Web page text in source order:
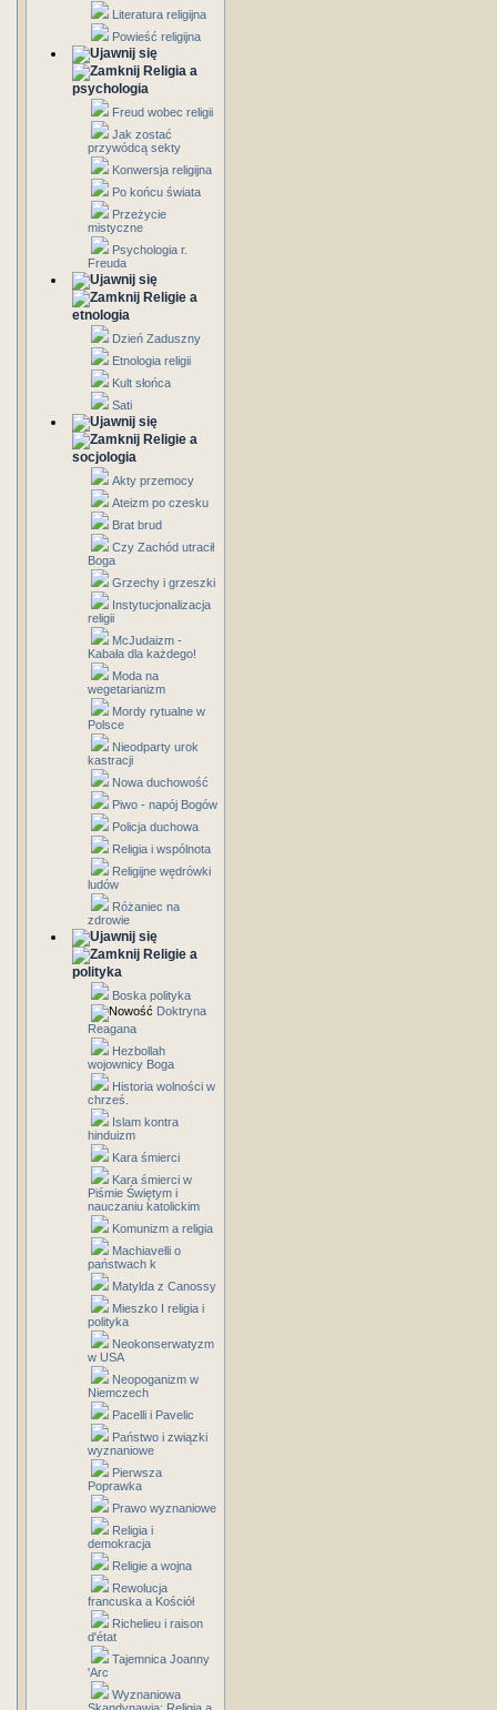
Literatura religijna
Powieść religijna
Religia a
psychologia
Freud wobec religii
Jak zostać
przywódcą sekty
Konwersja religijna
Po końcu świata
Przeżycie
mistyczne
Psychologia r.
Freuda
Religie a
etnologia
Dzień Zaduszny
Etnologia religii
Kult słońca
Sati
Religie a
socjologia
Akty przemocy
Ateizm po czesku
Brat brud
Czy Zachód utracił
Boga
Grzechy i grzeszki
Instytucjonalizacja
religii
McJudaizm -
Kabała dla każdego!
Moda na
wegetarianizm
Mordy rytualne w
Polsce
Nieodparty urok
kastracji
Nowa duchowość
Piwo - napój Bogów
Policja duchowa
Religia i wspólnota
Religijne wędrówki
ludów
Różaniec na
zdrowie
Religie a
polityka
Boska polityka
Doktryna
Reagana
Hezbollah
wojownicy Boga
Historia wolności w
chrześ.
Islam kontra
hinduizm
Kara śmierci
Kara śmierci w
Piśmie Świętym i
nauczaniu katolickim
Komunizm a religia
Machiavelli o
państwach k
Matylda z Canossy
Mieszko I religia i
polityka
Neokonserwatyzm
w USA
Neopoganizm w
Niemczech
Pacelli i Pavelic
Państwo i związki
wyznaniowe
Pierwsza
Poprawka
Prawo wyznaniowe
Religia i
demokracja
Religie a wojna
Rewolucja
francuska a Kościół
Richelieu i raison
d'état
Tajemnica Joanny
'Arc
Wyznaniowa